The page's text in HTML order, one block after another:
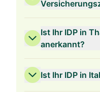
Ist Ihr IDP in
anerkannt?
Ist Ihr IDP in